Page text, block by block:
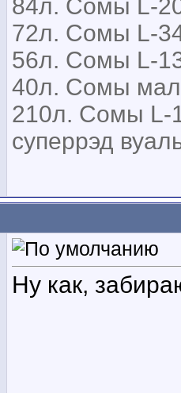
84л. Сомы L-
72л. Сомы L-
56л. Сомы L-
40л. Сомы
210л. Сомы L-
суперрэд
Ну как,